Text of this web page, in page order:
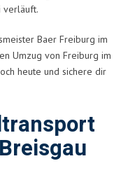
verläuft.
Baer Freiburg im
Umzug von Freiburg im
heute und sichere dir